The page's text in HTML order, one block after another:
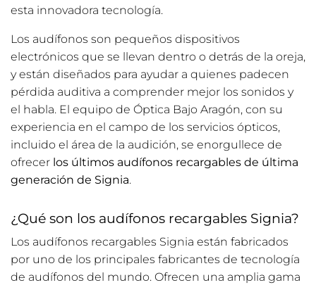
esta innovadora tecnología.
Los audífonos son pequeños dispositivos
electrónicos que se llevan dentro o detrás de la oreja,
y están diseñados para ayudar a quienes padecen
pérdida auditiva a comprender mejor los sonidos y
el habla. El equipo de Óptica Bajo Aragón, con su
experiencia en el campo de los servicios ópticos,
incluido el área de la audición, se enorgullece de
ofrecer los últimos audífonos recargables de última
generación de Signia.
¿Qué son los audífonos recargables Signia?
Los audífonos recargables Signia están fabricados
por uno de los principales fabricantes de tecnología
de audífonos del mundo. Ofrecen una amplia gama